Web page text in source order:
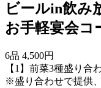
ビールin飲み
お手軽宴会コ
6品 4,500円
【1】前菜3種盛り合
※盛り合わせで提供